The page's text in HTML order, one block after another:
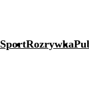
SportRozrywka